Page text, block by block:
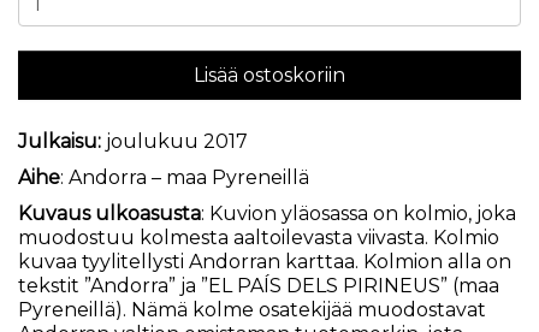
Lisää ostoskoriin
Julkaisu: joulukuu 2017
Aihe: Andorra – maa Pyreneillä
Kuvaus ulkoasusta: Kuvion yläosassa on kolmio, joka
muodostuu kolmesta aaltoilevasta viivasta. Kolmio
kuvaa tyylitellysti Andorran karttaa. Kolmion alla on
tekstit ”Andorra” ja ”EL PAÍS DELS PIRINEUS” (maa
Pyreneillä). Nämä kolme osatekijää muodostavat